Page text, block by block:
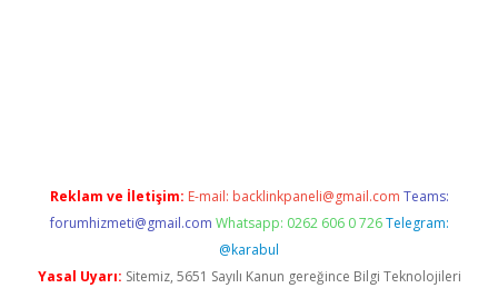
Reklam ve İletişim: E-mail: backlinkpaneli@gmail.com Teams:
forumhizmeti@gmail.com Whatsapp: 0262 606 0 726 Telegram:
@karabul
Yasal Uyarı: Sitemiz, 5651 Sayılı Kanun gereğince Bilgi Teknolojileri